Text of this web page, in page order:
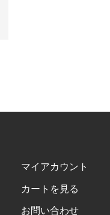
マイアカウント
カートを見る
お問い合わせ